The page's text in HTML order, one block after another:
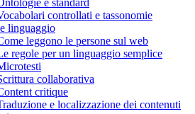
e standard
controllati e tassonomie
linguaggio
leggono le persone sul web
regole per un linguaggio semplice
collaborativa
critique
e localizzazione dei contenuti